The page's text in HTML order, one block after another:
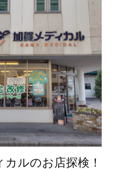
ルのお店探検！